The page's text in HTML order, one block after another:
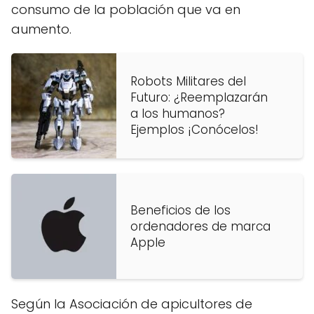
consumo de la población que va en
aumento.
Robots Militares del
Futuro: ¿Reemplazarán
a los humanos?
Ejemplos ¡Conócelos!
Beneficios de los
ordenadores de marca
Apple
Según la Asociación de apicultores de